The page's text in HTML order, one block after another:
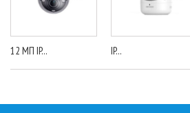
12 МП IP... IP...